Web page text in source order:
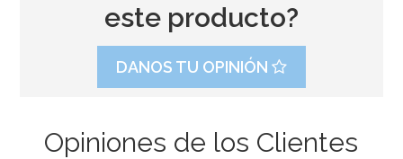
este producto?
DANOS TU OPINIÓN
Opiniones de los Clientes